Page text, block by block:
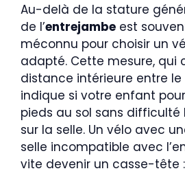
Au-delà de la stature
de l’entrejambe est
méconnu pour choisir un
adapté. Cette mesure, qui
distance intérieure entre le
indique si votre enfant
pieds au sol sans difficulté
sur la selle. Un vélo avec
selle incompatible avec
vite devenir un casse-tête